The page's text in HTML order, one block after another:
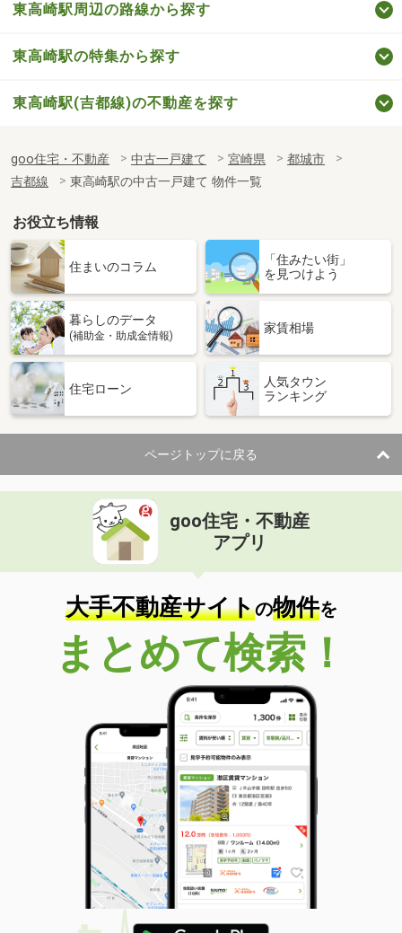
東高崎駅周辺の路線から探す
東高崎駅の特集から探す
東高崎駅(吉都線)の不動産を探す
goo住宅・不動産 中古一戸建て 宮崎県
都城市
吉都線
東高崎駅の中古一戸建て 物件一覧
お役立ち情報
住まいのコラム
「住みたい街」
を見つけよう
暮らしのデータ
(補助金・助成金情報)
家賃相場
住宅ローン
人気タウン
ランキング
ページトップに戻る
goo住宅・不動産
アプリ
大手不動産サイトの物件を
まとめて検索！